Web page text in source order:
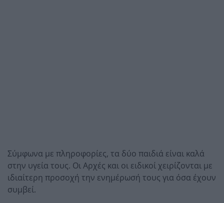
Σύμφωνα με πληροφορίες, τα δύο παιδιά είναι καλά
στην υγεία τους. Οι Αρχές και οι ειδικοί χειρίζονται με
ιδιαίτερη προσοχή την ενημέρωσή τους για όσα έχουν
συμβεί.